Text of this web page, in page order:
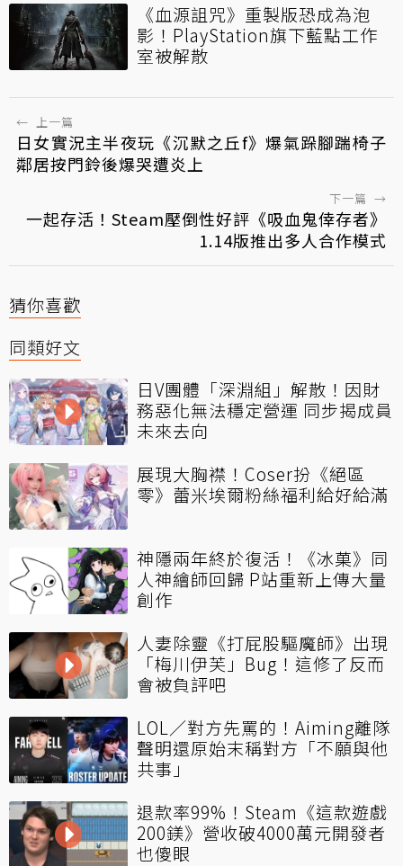
《血源詛咒》重製版恐成為泡
影！PlayStation旗下藍點工作
室被解散
← 上一篇
日女實況主半夜玩《沉默之丘f》爆氣跺腳踹椅子
鄰居按門鈴後爆哭遭炎上
下一篇 →
一起存活！Steam壓倒性好評《吸血鬼倖存者》
1.14版推出多人合作模式
猜你喜歡
同類好文
日V團體「深淵組」解散！因財
務惡化無法穩定營運 同步揭成員
未來去向
展現大胸襟！Coser扮《絕區
零》蕾米埃爾粉絲福利給好給滿
神隱兩年終於復活！《冰菓》同
人神繪師回歸 P站重新上傳大量
創作
人妻除靈《打屁股驅魔師》出現
「梅川伊芙」Bug！這修了反而
會被負評吧
LOL／對方先罵的！Aiming離隊
聲明還原始末稱對方「不願與他
共事」
退款率99%！Steam《這款遊戲
200鎂》營收破4000萬元開發者
也傻眼